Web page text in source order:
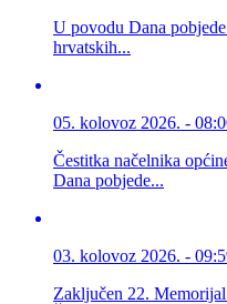
U povodu Dana
hrvatskih...
05. kolovoz 2026. -
Čestitka načelnika
Dana pobjede...
03. kolovoz 2026. -
Zaključen 22.